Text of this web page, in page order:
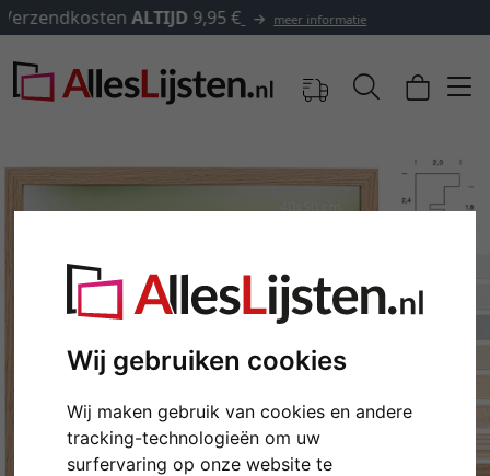
Wij gebruiken cookies
Wij maken gebruik van cookies en andere
tracking-technologieën om uw
surfervaring op onze website te
✓500.000 artikelen om uit te kiezen
Terug